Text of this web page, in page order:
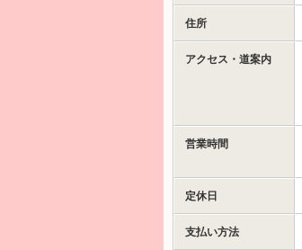
住所
アクセス・道案内
営業時間
定休日
支払い方法